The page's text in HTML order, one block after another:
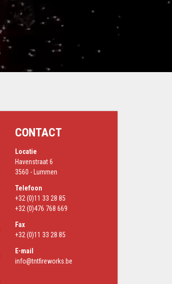
CONTACT
Locatie
Havenstraat 6
3560 - Lummen
Telefoon
+32 (0)11 33 28 85
+32 (0)476 768 669
Fax
+32 (0)11 33 28 85
E-mail
info@tntfireworks.be